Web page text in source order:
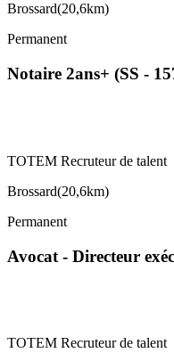
Brossard(20,6km)
Permanent
Notaire 2ans+ (SS -
TOTEM Recruteur de talent
Brossard(20,6km)
Permanent
Avocat - Directeur
TOTEM Recruteur de talent